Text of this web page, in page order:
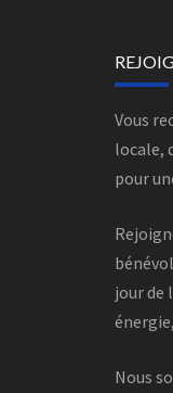
Vous
locale,
pour
jour de
Nous